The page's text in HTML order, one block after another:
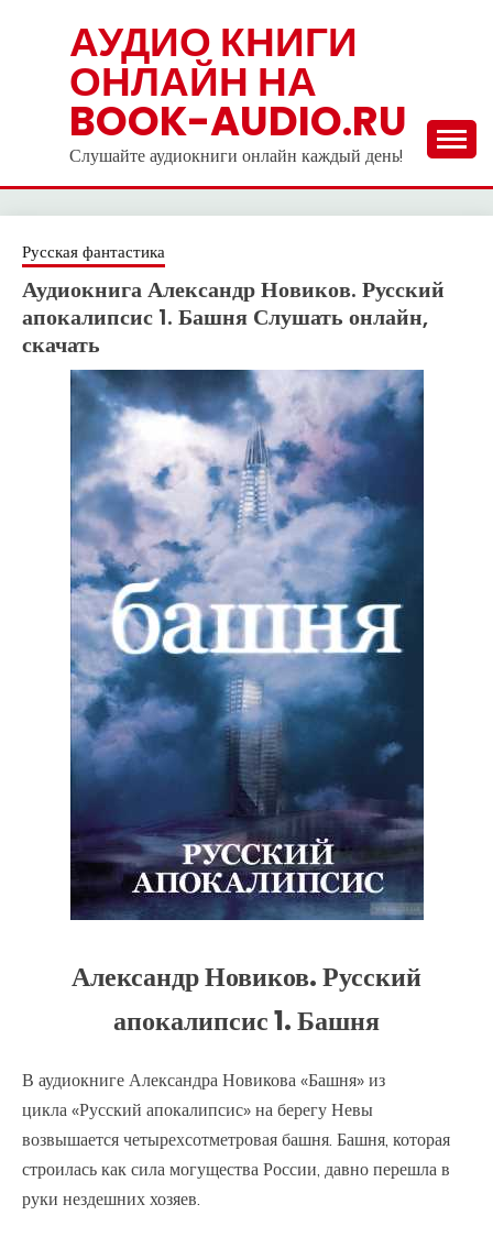
АУДИО КНИГИ
ОНЛАЙН НА
BOOK-AUDIO.RU
Слушайте аудиокниги онлайн каждый день!
Русская фантастика
Аудиокнига Александр Новиков. Русский
апокалипсис 1. Башня Слушать онлайн,
скачать
Александр Новиков. Русский
апокалипсис 1. Башня
В аудиокниге Александра Новикова «Башня» из
цикла «Русский апокалипсис» на берегу Невы
возвышается четырехсотметровая башня. Башня, которая
строилась как сила могущества России, давно перешла в
руки нездешних хозяев.